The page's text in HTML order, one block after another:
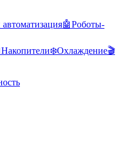
🤖Роботы-
Накопители❄️Охлаждение🎬